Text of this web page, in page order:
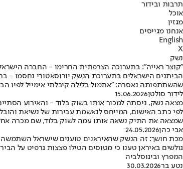
תרבות ובידור
אוכל
מגזין
אנחנו מגייסים
English
X
נשק
"קוצר ראייה": בתערוכה הצרפתית החרימו - החברה
הביתנים הישראלים בתערוכת הנשק יורוסאטורי נחסמו -
שהשתתפותה נאסרה: "אתמול בלילה קיבלתי אימייל לפיו
לידור סולטן15.06.2026
מצאה נשק, ניסתה למכור אותו בשוק בלוד - והאירוע
שמצאה את התיק נשאה אותו עמה לשוק בלוד, שם מכרה אחד
אבי כהן24.05.2026
מכת חושך: זה הנשק שהאיראנים טוענים שישראל השתמשה
גולשים באיראן טענו כי מטוסים הטילו פצצות גרפיט
המפרץ וביגוסלביה
נטע בר30.03.2026